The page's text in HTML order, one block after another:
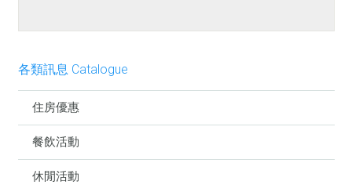
各類訊息 Catalogue
住房優惠
餐飲活動
休閒活動